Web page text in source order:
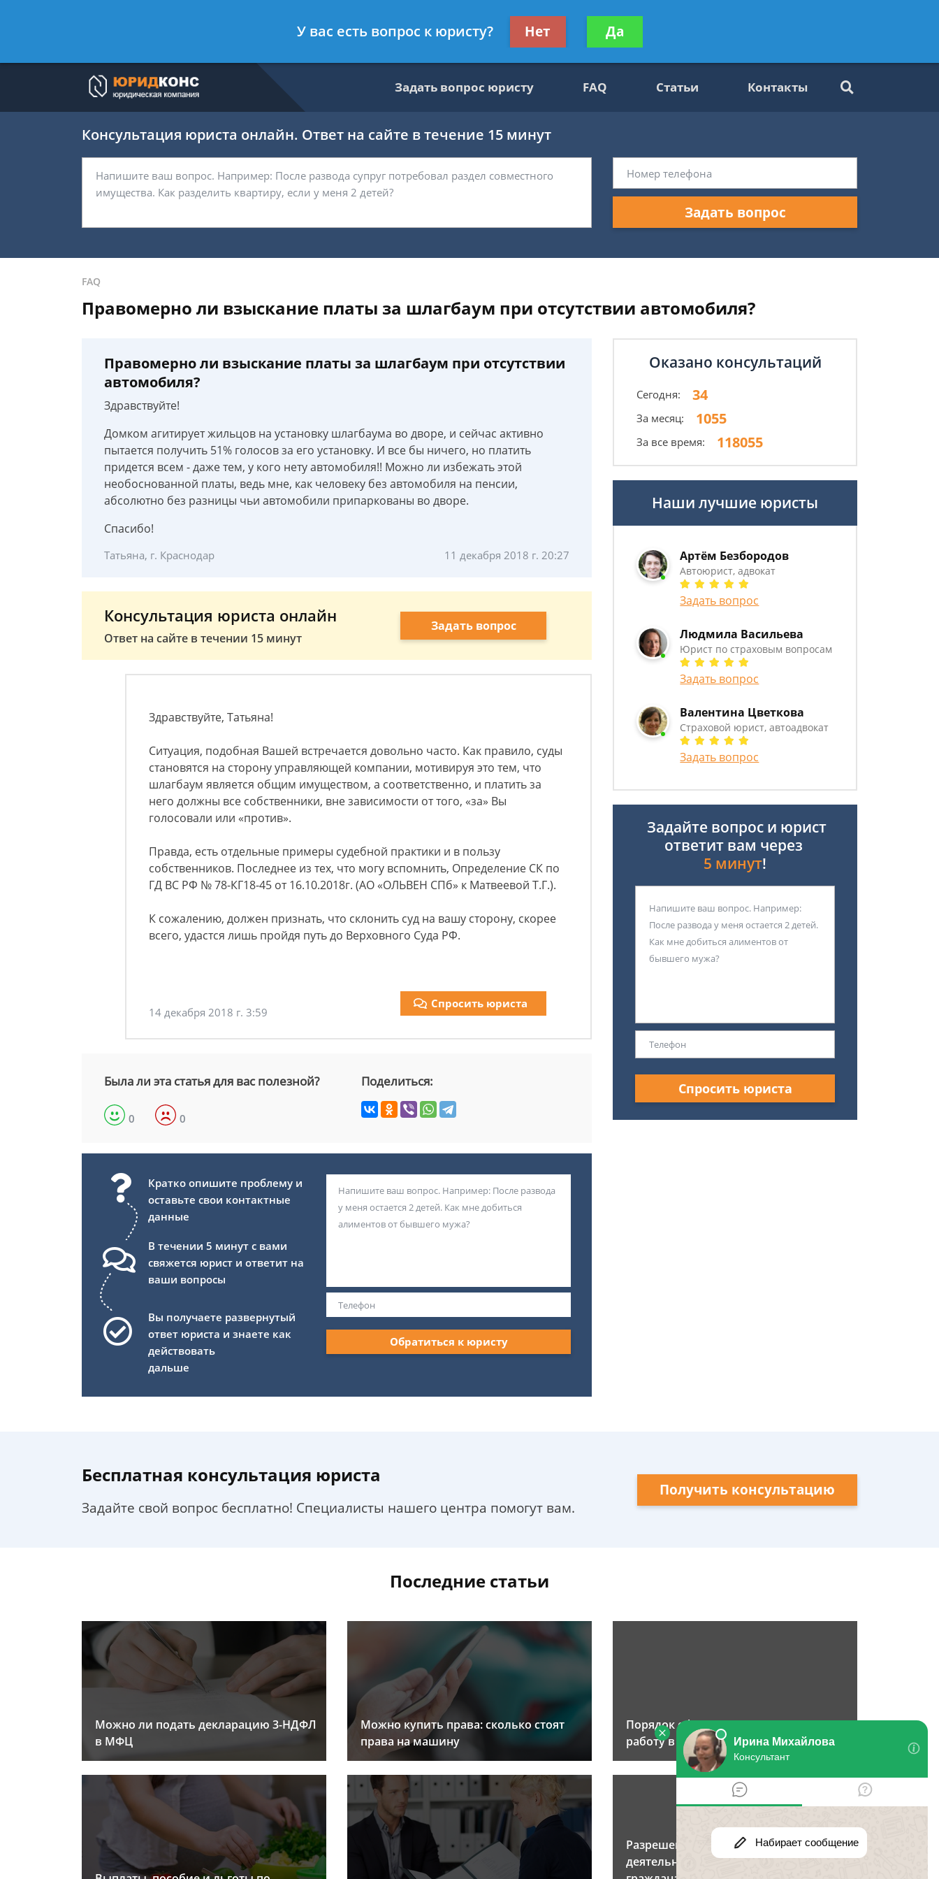
- Автоюрист, адвокат
Получите консультацию
бесплатно
Задать вопрос юристу FAQ Статьи Контакты
Консультация юриста онлайн. Ответ на сайте в течение 15 минут
Задать вопрос
FAQ
Правомерно ли взыскание платы за шлагбаум при отсутствии автомобиля?
Правомерно ли взыскание платы за шлагбаум при отсутствии
автомобиля?
Здравствуйте!
Домком агитирует жильцов на установку шлагбаума во дворе, и сейчас активно
пытается получить 51% голосов за его установку. И все бы ничего, но платить
придется всем - даже тем, у кого нету автомобиля!! Можно ли избежать этой
необоснованной платы, ведь мне, как человеку без автомобиля на пенсии,
абсолютно без разницы чьи автомобили припаркованы во дворе.
Спасибо!
Татьяна, г. Краснодар 11 декабря 2018 г. 20:27
Консультация юриста онлайн
Ответ на сайте в течении 15 минут
Задать вопрос
Здравствуйте, Татьяна!
Ситуация, подобная Вашей встречается довольно часто. Как правило, суды
становятся на сторону управляющей компании, мотивируя это тем, что
шлагбаум является общим имуществом, а соответственно, и платить за
него должны все собственники, вне зависимости от того, «за» Вы
голосовали или «против».
Правда, есть отдельные примеры судебной практики и в пользу
собственников. Последнее из тех, что могу вспомнить, Определение СК по
ГД ВС РФ № 78-КГ18-45 от 16.10.2018г. (АО «ОЛЬВЕН СПб» к Матвеевой Т.Г.).
К сожалению, должен признать, что склонить суд на вашу сторону, скорее
всего, удастся лишь пройдя путь до Верховного Суда РФ.
14 декабря 2018 г. 3:59
Спросить юриста
Была ли эта статья для вас полезной?
0 0
Поделиться:
Кратко опишите проблему и
оставьте свои контактные
данные
В течении 5 минут с вами
свяжется юрист и ответит на
ваши вопросы
Вы получаете развернутый
ответ юриста и знаете как
действовать
дальше
Обратиться к юристу
Оказано консультаций
Сегодня: 34
За месяц: 1055
За все время: 118055
Наши лучшие юристы
Артём Безбородов
Автоюрист, адвокат
Задать вопрос
Людмила Васильева
Юрист по страховым вопросам
Задать вопрос
Валентина Цветкова
Страховой юрист, автоадвокат
Задать вопрос
Задайте вопрос и юрист
ответит вам через
5 минут!
Спросить юриста
Бесплатная консультация юриста
Задайте свой вопрос бесплатно! Специалисты нашего центра помогут вам.
Получить консультацию
Последние статьи
Можно ли подать декларацию 3-НДФЛ
в МФЦ
Можно купить права: сколько стоят
права на машину
Порядок оформления приема на
работу в России
Разрешение на трудовую
деятельность иностранным
У вас есть вопрос к юристу? Нет Да